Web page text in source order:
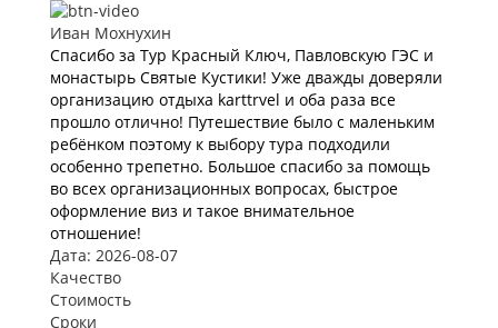
Иван Мохнухин
Спасибо за Тур Красный Ключ, Павловскую ГЭС и
монастырь Святые Кустики! Уже дважды доверяли
организацию отдыха karttrvel и оба раза все
прошло отлично! Путешествие было с маленьким
ребёнком поэтому к выбору тура подходили
особенно трепетно. Большое спасибо за помощь
во всех организационных вопросах, быстрое
оформление виз и такое внимательное
отношение!
Дата: 2026-08-07
Качество
Стоимость
Сроки